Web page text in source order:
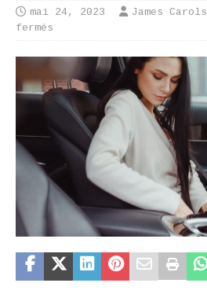
mai 24, 2023 James Carols
fermés